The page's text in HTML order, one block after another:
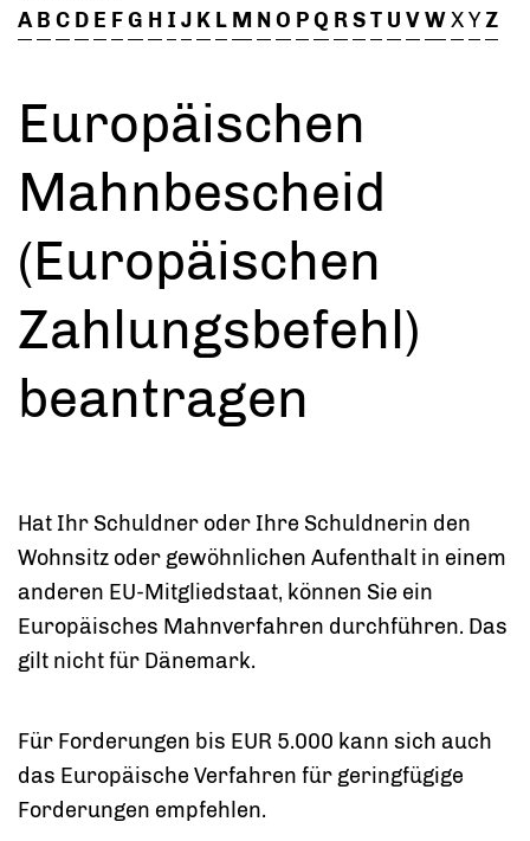
A B C D E FG H I J K L M NO PQ RST U VWXYZ
Europäischen
Mahnbescheid
(Europäischen
Zahlungsbefehl)
beantragen
Hat Ihr Schuldner oder Ihre Schuldnerin den
Wohnsitz oder gewöhnlichen Aufenthalt in einem
anderen EU-Mitgliedstaat, können Sie ein
Europäisches Mahnverfahren durchführen. Das
gilt nicht für Dänemark.
Für Forderungen bis EUR 5.000 kann sich auch
das Europäische Verfahren für geringfügige
Forderungen empfehlen.